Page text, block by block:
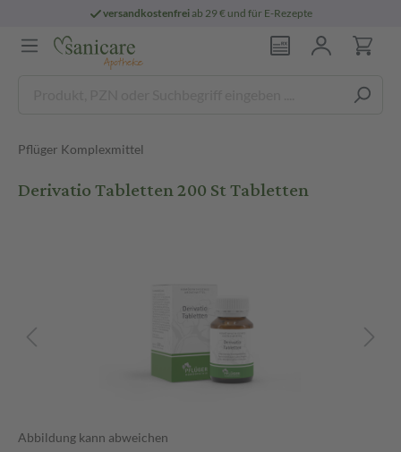
versandkostenfreiab 29 € und für E-Rezepte
Pflüger Komplexmittel
Derivatio Tabletten 200 St Tabletten
Abbildung kann abweichen